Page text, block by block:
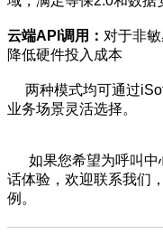
云端API调用： 对于非
降低硬件投入成本
两种模式均可通过
业务场景灵活选择。
如果您希望为呼叫中
话体验，欢迎联系我们
例。